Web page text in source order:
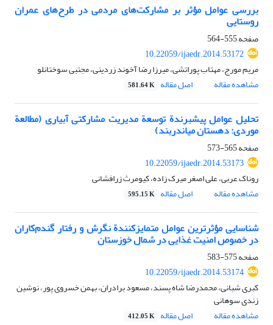
بررسی عوامل مؤثر بر مشارکت‌های مردمی در طرح‌های عمران
روستایی
صفحه555-564
10.22059/ijaedr.2014.53172
مریم مورج، مهتاب پوراتشی، میرزا رضا آخوند زردینی، مجتبی سوختانلو
مشاهده مقاله
اصل مقاله 581.64 K
تحلیل عوامل پیش‏برندة توسعة مدیریت مشارکتی آبیاری (مطالعة
موردی: دهستان میان‏دربند)
صفحه565-573
10.22059/ijaedr.2014.53173
روناک عربی، علی اصغر میرک زاده، کیومرث زرافشانی
مشاهده مقاله
اصل مقاله 595.15 K
شناسایی مؤثرترین عوامل متمایزکنندة نگرش و رفتار گندم‌کاران
در خصوص امنیت غذایی در شمال خوزستان
صفحه575-583
10.22059/ijaedr.2014.53174
کبری شبانی، محمدرضا شاه پسند، مسعود برادران، بهمن خسروی پور، نوشین
زندی سوهانی
مشاهده مقاله
اصل مقاله 412.05 K